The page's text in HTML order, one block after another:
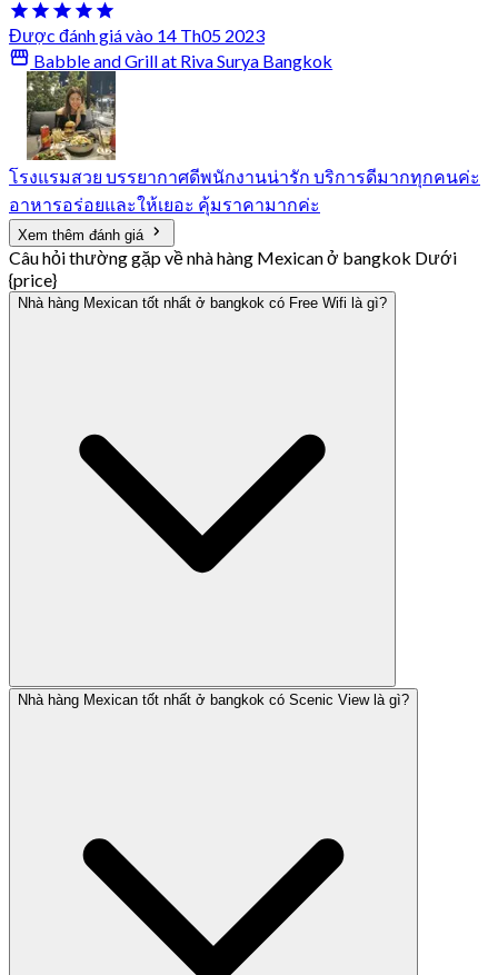
Được đánh giá vào 14 Th05 2023
Babble and Grill at Riva Surya Bangkok
โรงแรม​สวย​ บรรยากาศ​ดี​พนักงาน​น่ารัก​ บริการ​ดีมาก​ทุกคนค่ะ​
อาหารอร่อยและให้เยอะ​ คุ้มราคามากค่ะ
Xem thêm đánh giá
Câu hỏi thường gặp về nhà hàng Mexican ở bangkok Dưới
{price}
Nhà hàng Mexican tốt nhất ở bangkok có Free Wifi là gì?
Nhà hàng Mexican tốt nhất ở bangkok có Scenic View là gì?